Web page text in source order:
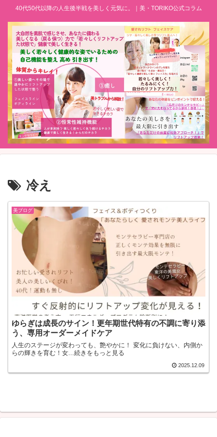
40代50代以降の人生後半戦を美しく元気に。｜美・TORIKO公式コラム
冷え
美ブログ
ゆらぎは成長のサイン！更年期世代特有の不調に寄り添
う、専用オーダーメイドケア
人生のステージが変わっても、艶やかに！ 変化に負けない、内側か
らの輝きを育む！女...続きをもっと見る
2025.12.09